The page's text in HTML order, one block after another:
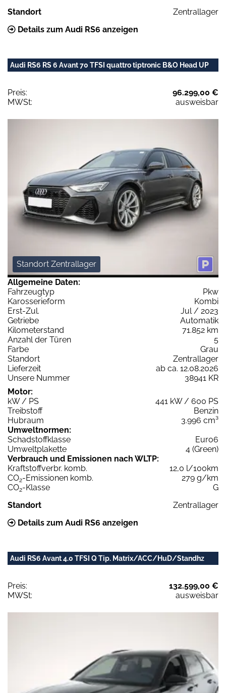
Standort
Zentrallager
Details zum Audi RS6 anzeigen
Audi RS6 RS 6 Avant 70 TFSI quattro tiptronic B&O Head UP
Preis:
96.299,00 €
MWSt:
ausweisbar
Standort Zentrallager
Allgemeine Daten:
Fahrzeugtyp
Pkw
Karosserieform
Kombi
Erst-Zul.
Jul / 2023
Getriebe
Automatik
Kilometerstand
71.852 km
Anzahl der Türen
5
Farbe
Grau
Standort
Zentrallager
Lieferzeit
ab ca. 12.08.2026
Unsere Nummer
38941 KR
Motor:
kW / PS
441 kW / 600 PS
Treibstoff
Benzin
Hubraum
3.996 cm³
Umweltnormen:
Schadstoffklasse
Euro6
Umweltplakette
4 (Green)
Verbrauch und Emissionen nach WLTP:
Kraftstoffverbr. komb.
12,0 l/100km
CO2-Emissionen komb.
279 g/km
CO2-Klasse
G
Standort
Zentrallager
Details zum Audi RS6 anzeigen
Audi RS6 Avant 4.0 TFSI Q Tip. Matrix/ACC/HuD/Standhz
Preis:
132.599,00 €
MWSt:
ausweisbar